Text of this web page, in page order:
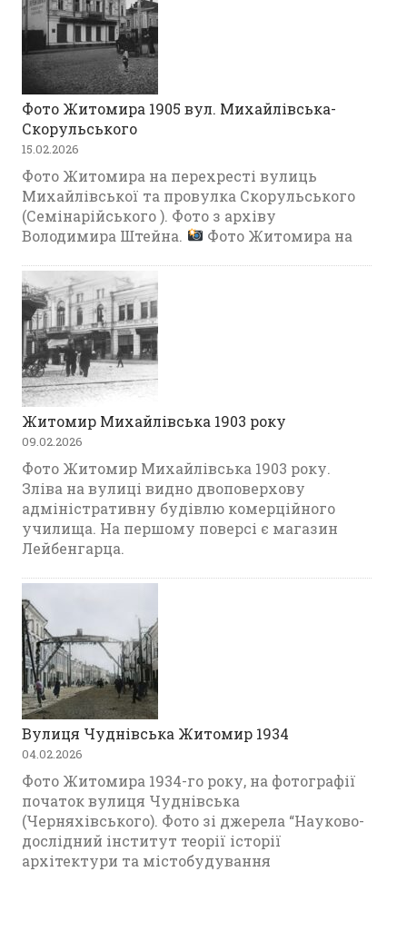
Фото Житомира 1905 вул. Михайлівська-
Скорульського
15.02.2026
Фото Житомира на перехресті вулиць
Михайлівської та провулка Скорульського
(Семінарійського ). Фото з архіву
Володимира Штейна.
Фото Житомира на
Житомир Михайлівська 1903 року
09.02.2026
Фото Житомир Михайлівська 1903 року.
Зліва на вулиці видно двоповерхову
адміністративну будівлю комерційного
училища. На першому поверсі є магазин
Лейбенгарца.
Вулиця Чуднівська Житомир 1934
04.02.2026
Фото Житомира 1934-го року, на фотографії
початок вулиця Чуднівська
(Черняхівського). Фото зі джерела “Науково-
дослідний інститут теорії історії
архітектури та містобудування